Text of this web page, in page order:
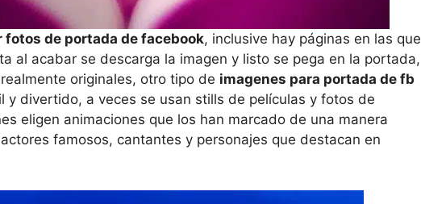
fotos de portada de facebook, inclusive hay páginas en las que
al acabar se descarga la imagen y listo se pega en la portada,
originales, otro tipo de imagenes para portada de fb
y divertido, a veces se usan stills de películas y fotos de
eligen animaciones que los han marcado de una manera
famosos, cantantes y personajes que destacan en